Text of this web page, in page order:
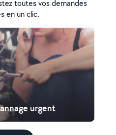
toutes vos demandes
en un clic.
urgent